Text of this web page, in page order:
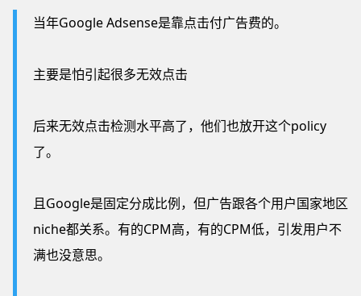
当年Google Adsense是靠点击付广告费的。
主要是怕引起很多无效点击
后来无效点击检测水平高了，他们也放开这个policy
了。
且Google是固定分成比例，但广告跟各个用户国家地区
niche都关系。有的CPM高，有的CPM低，引发用户不
满也没意思。